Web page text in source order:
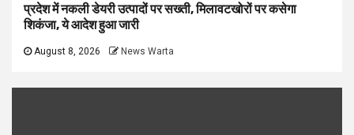
प्रदेश में नकली डेयरी उत्पादों पर सख्ती, मिलावटखोरों पर कसेगा
शिकंजा, ये आदेश हुआ जारी
August 8, 2026 News Warta